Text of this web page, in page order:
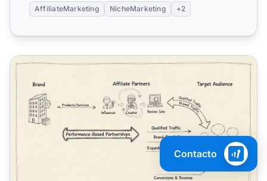
AffiliateMarketing NicheMarketing +2
¿Cómo Apoya el Marketing de Afiliados al Desarrollo de
Contacto